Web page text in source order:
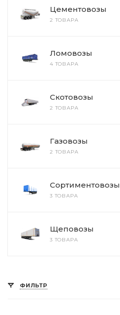
Цементовозы
2 ТОВАРА
Ломовозы
4 ТОВАРА
Скотовозы
2 ТОВАРА
Газовозы
2 ТОВАРА
Сортиментовозы
3 ТОВАРА
Щеповозы
3 ТОВАРА
ФИЛЬТР